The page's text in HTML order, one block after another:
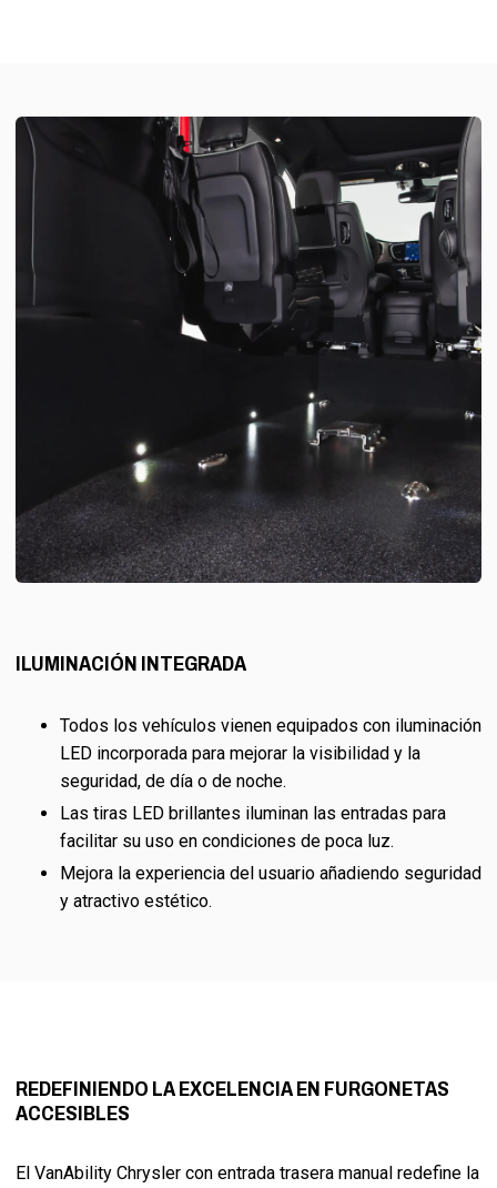
ILUMINACIÓN INTEGRADA
Todos los vehículos vienen equipados con iluminación
LED incorporada para mejorar la visibilidad y la
seguridad, de día o de noche.
Las tiras LED brillantes iluminan las entradas para
facilitar su uso en condiciones de poca luz.
Mejora la experiencia del usuario añadiendo seguridad
y atractivo estético.
REDEFINIENDO LA EXCELENCIA EN FURGONETAS
ACCESIBLES
El VanAbility Chrysler con entrada trasera manual redefine la